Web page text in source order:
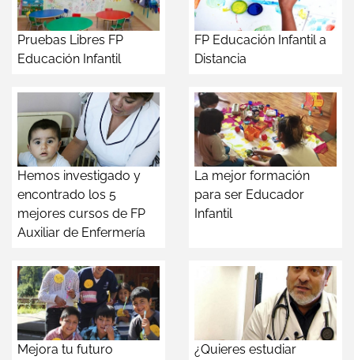
Pruebas Libres FP
Educación Infantil
FP Educación Infantil a
Distancia
Hemos investigado y
encontrado los 5
mejores cursos de FP
Auxiliar de Enfermería
La mejor formación
para ser Educador
Infantil
Mejora tu futuro
¿Quieres estudiar